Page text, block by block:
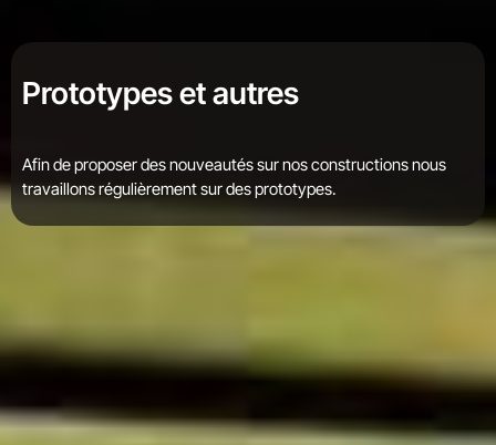
Prototypes et autres
Afin de proposer des nouveautés sur nos constructions nous
travaillons régulièrement sur des prototypes.